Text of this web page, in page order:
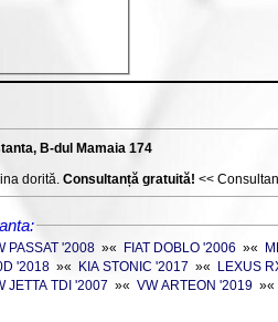
Constanta, B-dul Mamaia 174
dorită. Consultanță gratuită! <<
PASSAT '2008 »« FIAT DOBLO '2006 »«
'2018 »« KIA STONIC '2017 »« LEXUS
JETTA TDI '2007 »« VW ARTEON '2019 »«